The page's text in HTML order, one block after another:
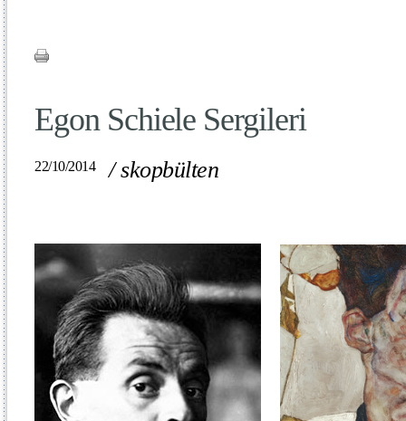
Egon Schiele Sergileri
22/10/2014 /skopbülten